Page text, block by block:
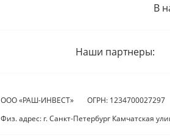
В
Наши партнеры:
ООО «РАШ-ИНВЕСТ» ОГРН: 1234700027297
Физ. адрес: г. Санкт-Петербург Камчатская